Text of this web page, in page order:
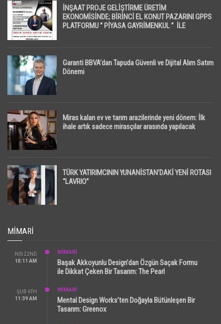
İNŞAAT PROJE GELİŞTİRME ÜRETİM
EKONOMİSİNDE; BİRİNCİ EL KONUT PAZARINI GPPS
PLATFORMU ” PİYASA GAYRİMENKUL ” İLE
Garanti BBVA’dan Tapuda Güvenli ve Dijital Alım Satım
Dönemi
Miras kalan ev ve tarım arazilerinde yeni dönem: İlk
ihale artık sadece mirasçılar arasında yapılacak
TÜRK YATIRIMCININ YUNANİSTAN’DAKİ YENİ ROTASI
“LAVRIO”
MIMARI
NIS 22ND
10:11 AM
MİMARİ
Başak Akkoyunlu Design’dan Özgün Saçak Formu
ile Dikkat Çeken Bir Tasarım: The Pearl
ŞUB 6TH
11:39 AM
MİMARİ
Mental Design Works’ten Doğayla Bütünleşen Bir
Tasarım: Greenox